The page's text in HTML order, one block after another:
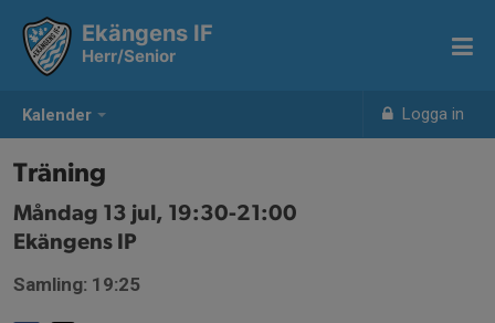
Kalender Logga in
Ekängens IF
Herr/Senior
Träning
Måndag 13 jul, 19:30-21:00
Ekängens IP
Samling: 19:25